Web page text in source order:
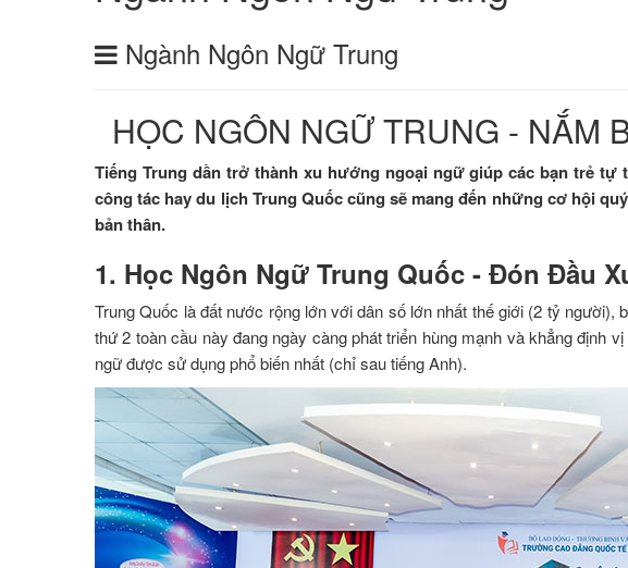
Ngành Ngôn Ngữ Trung
HỌC NGÔN NGỮ TRUNG - NẮM
Tiếng Trung dần trở thành xu hướng ngoại ngữ giúp các bạn trẻ
công tác hay du lịch Trung Quốc cũng sẽ mang đến những cơ hội
bản thân.
1. Học Ngôn Ngữ Trung Quốc - Đón Đầu
Trung Quốc là đất nước rộng lớn với dân số lớn nhất thế giới (2 tỷ
thứ 2 toàn cầu này đang ngày càng phát triển hùng mạnh và khẳng định
ngữ được sử dụng phổ biến nhất (chỉ sau tiếng Anh).